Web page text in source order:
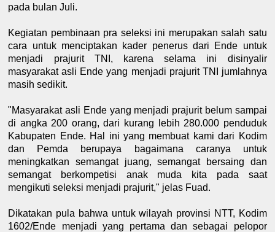
pada bulan Juli.
Kegiatan pembinaan pra seleksi ini merupakan salah satu
cara untuk menciptakan kader penerus dari Ende untuk
menjadi prajurit TNI, karena selama ini disinyalir
masyarakat asli Ende yang menjadi prajurit TNI jumlahnya
masih sedikit.
"Masyarakat asli Ende yang menjadi prajurit belum sampai
di angka 200 orang, dari kurang lebih 280.000 penduduk
Kabupaten Ende. Hal ini yang membuat kami dari Kodim
dan Pemda berupaya bagaimana caranya untuk
meningkatkan semangat juang, semangat bersaing dan
semangat berkompetisi anak muda kita pada saat
mengikuti seleksi menjadi prajurit," jelas Fuad.
Dikatakan pula bahwa untuk wilayah provinsi NTT, Kodim
1602/Ende menjadi yang pertama dan sebagai pelopor